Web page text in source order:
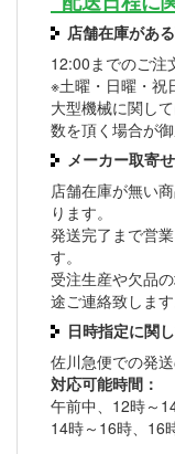
店舗在庫があ
12:00までのご注
※土曜・日曜・祝
大型機械に関し
数を頂く場合が御
メーカー取寄
店舗在庫が無い
ります。
発送完了まで営
す。
受注生産や欠品
途ご連絡致します
日時指定に関
佐川急便での発
対応可能時間：
午前中、12時～
14時～16時、16